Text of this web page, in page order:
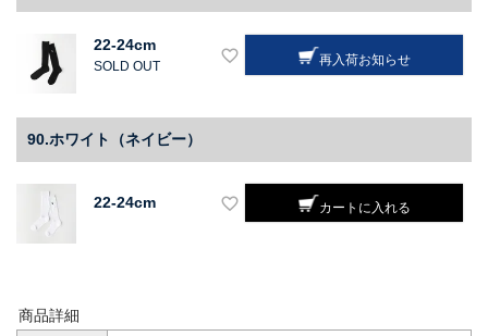
22-24cm
SOLD OUT 再入荷お知らせ
90.ホワイト（ネイビー）
22-24cm カートに入れる
商品詳細